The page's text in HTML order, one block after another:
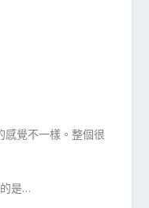
感覺不一樣。整個很
是…